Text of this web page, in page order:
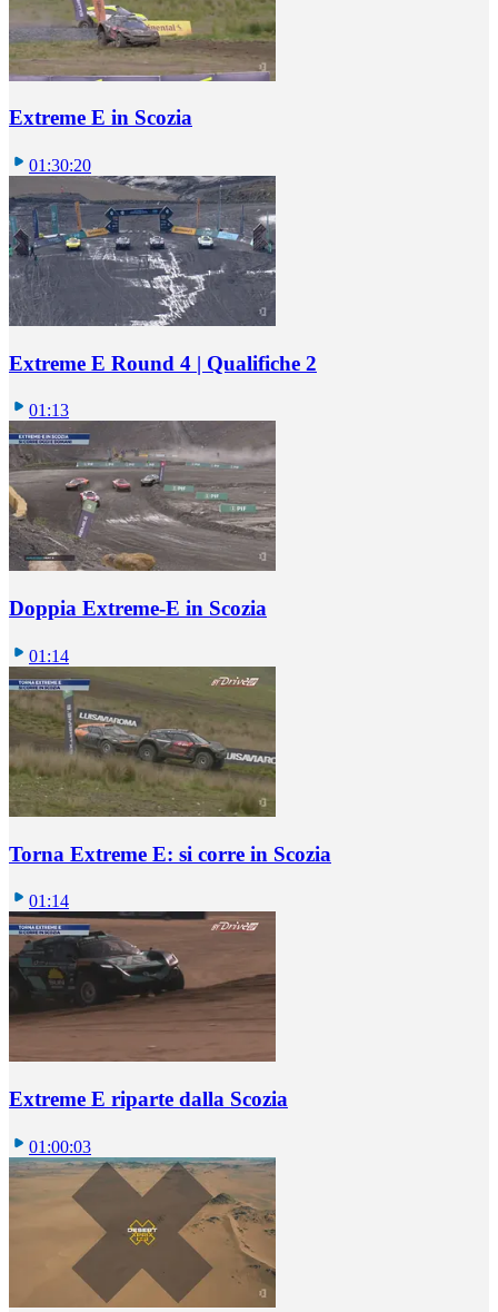
Extreme E in Scozia
01:30:20
Extreme E Round 4 | Qualifiche 2
01:13
Doppia Extreme-E in Scozia
01:14
Torna Extreme E: si corre in Scozia
01:14
Extreme E riparte dalla Scozia
01:00:03